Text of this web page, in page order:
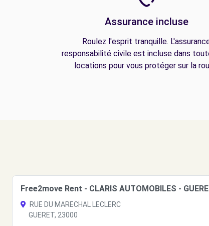
Assurance incluse
Roulez l'esprit tranquille.
responsabilité civile est incluse dans
locations pour vous protéger sur la
Free2move Rent - CLARIS AUTOMOBILES -
RUE DU MARECHAL LECLERC
GUERET, 23000